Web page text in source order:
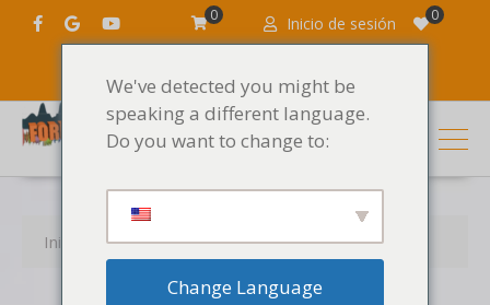
Inicio de sesión 0
0
Inicio Productos Cursos por suscripción
We've detected you might be
speaking a different language.
Do you want to change to:
Change Language